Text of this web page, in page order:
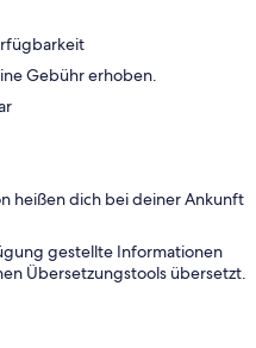
Gebühr erhoben.
heißen dich bei deiner Ankunft
gestellte Informationen
Übersetzungstools übersetzt.